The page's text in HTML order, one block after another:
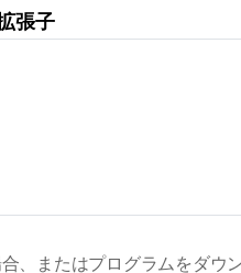
張子
、またはプログラムをダウ